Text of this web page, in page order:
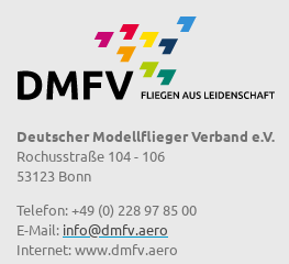
Deutscher Modellflieger Verband e.V.
Rochusstraße 104 - 106
53123 Bonn
Telefon: +49 (0) 228 97 85 00
E-Mail: info@dmfv.aero
Internet: www.dmfv.aero